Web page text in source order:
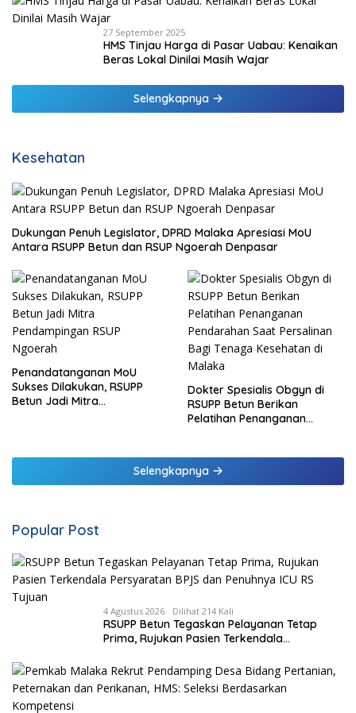
27 September 2025
HMS Tinjau Harga di Pasar Uabau: Kenaikan
Beras Lokal Dinilai Masih Wajar
Selengkapnya
Kesehatan
Dukungan Penuh Legislator, DPRD Malaka Apresiasi MoU
Antara RSUPP Betun dan RSUP Ngoerah Denpasar
Penandatanganan MoU
Sukses Dilakukan, RSUPP
Betun Jadi Mitra
Dokter Spesialis Obgyn di
RSUPP Betun Berikan
Pelatihan Penanganan
Malaka
Selengkapnya
Popular Post
4 Agustus 2026 Dilihat 214 Kali
RSUPP Betun Tegaskan Pelayanan Tetap
Prima, Rujukan Pasien Terkendala
Tujuan